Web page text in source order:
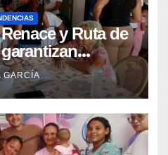
y Ruta de
integral en
GARCÍA